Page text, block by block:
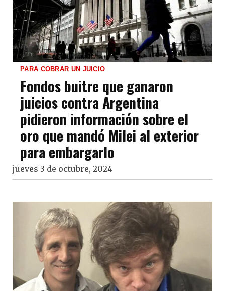
PARA COBRAR UN JUICIO
Fondos buitre que ganaron
juicios contra Argentina
pidieron información sobre el
oro que mandó Milei al exterior
para embargarlo
jueves 3 de octubre, 2024